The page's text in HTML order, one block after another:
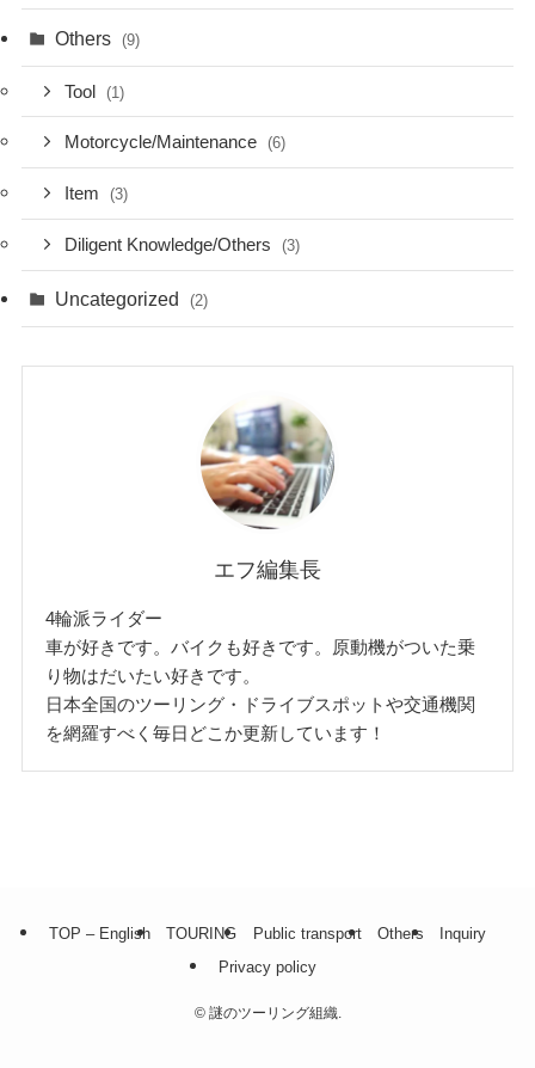
Others (9)
Tool (1)
Motorcycle/Maintenance (6)
Item (3)
Diligent Knowledge/Others (3)
Uncategorized (2)
エフ編集長
4輪派ライダー
車が好きです。バイクも好きです。原動機がついた乗
り物はだいたい好きです。
日本全国のツーリング・ドライブスポットや交通機関
を網羅すべく毎日どこか更新しています！
TOP – English TOURING Public transport Others
Inquiry
Privacy policy
©謎のツーリング組織.